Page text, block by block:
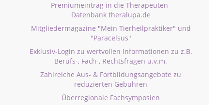
Premiumeintrag in die Therapeuten-
Datenbank theralupa.de
Mitgliedermagazine "Mein Tierheilpraktiker" und
"Paracelsus"
Exklusiv-Login zu wertvollen Informationen zu z.B.
Berufs-, Fach-, Rechtsfragen u.v.m.
Zahlreiche Aus- & Fortbildungsangebote zu
reduzierten Gebühren
Überregionale Fachsymposien